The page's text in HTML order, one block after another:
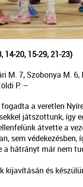
20, 15-29, 21-23)
7, Szobonya M. 6,
P. –
a veretlen
játszottunk, így
átvette a
sem védekezésben,
hátrányt már nem
kijavításán és